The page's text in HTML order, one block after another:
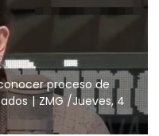
proceso de
ZMG /Jueves, 4